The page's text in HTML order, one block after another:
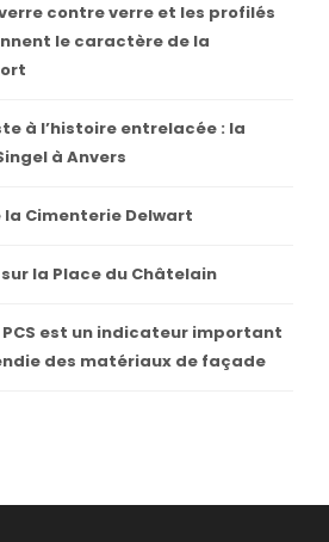
contre verre et les profilés
le caractère de la
à l’histoire entrelacée : la
à Anvers
Cimenterie Delwart
la Place du Châtelain
est un indicateur important
des matériaux de façade